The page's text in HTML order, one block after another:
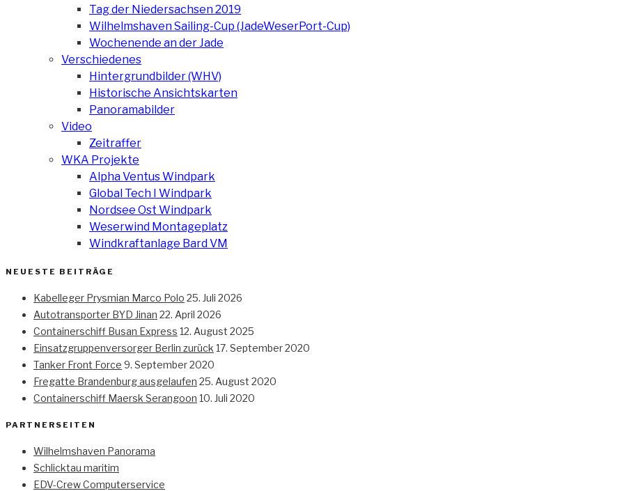
Tag der Niedersachsen 2019
Wilhelmshaven Sailing-Cup (JadeWeserPort-Cup)
Wochenende an der Jade
Verschiedenes
Hintergrundbilder (WHV)
Historische Ansichtskarten
Panoramabilder
Video
Zeitraffer
WKA Projekte
Alpha Ventus Windpark
Global Tech I Windpark
Nordsee Ost Windpark
Weserwind Montageplatz
Windkraftanlage Bard VM
NEUESTE BEITRÄGE
Kabelleger Prysmian Marco Polo 25. Juli 2026
Autotransporter BYD Jinan 22. April 2026
Containerschiff Busan Express 12. August 2025
Einsatzgruppenversorger Berlin zurück 17. September 2020
Tanker Front Force 9. September 2020
Fregatte Brandenburg ausgelaufen 25. August 2020
Containerschiff Maersk Serangoon 10. Juli 2020
PARTNERSEITEN
Wilhelmshaven Panorama
Schlicktau maritim
EDV-Crew Computerservice